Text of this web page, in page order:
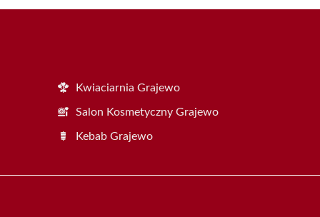
Kwiaciarnia Grajewo
Salon Kosmetyczny Grajewo
Kebab Grajewo